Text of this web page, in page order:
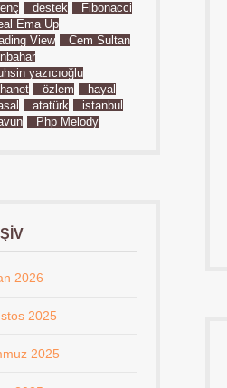
destek
Fibonacci
Ema Up
View
Cem Sultan
yazıcıoğlu
özlem
hayal
atatürk
istanbul
Php Melody
2026
2025
2025